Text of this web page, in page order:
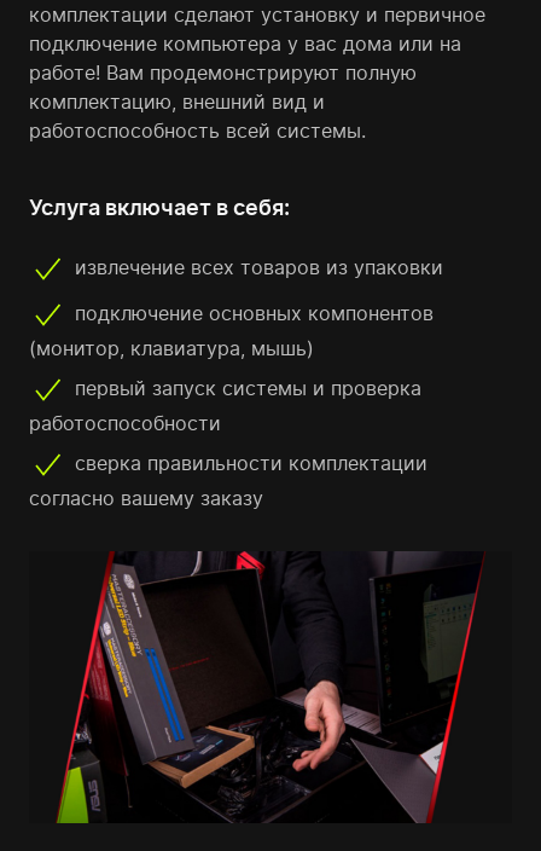
комплектации сделают установку и первичное
подключение компьютера у вас дома или на
работе! Вам продемонстрируют полную
комплектацию, внешний вид и
работоспособность всей системы.
Услуга включает в себя:
извлечение всех товаров из упаковки
подключение основных компонентов
(монитор, клавиатура, мышь)
первый запуск системы и проверка
работоспособности
сверка правильности комплектации
согласно вашему заказу